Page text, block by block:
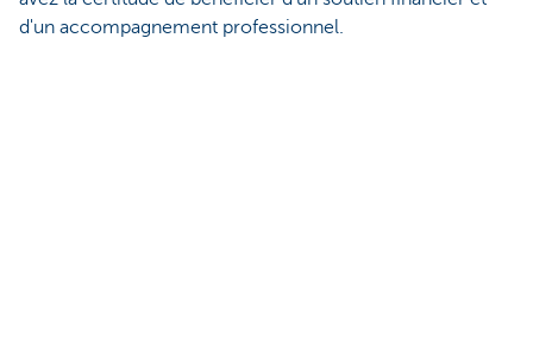
d'un accompagnement professionnel.